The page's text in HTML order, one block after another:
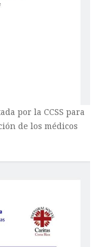
por la CCSS para
de los médicos